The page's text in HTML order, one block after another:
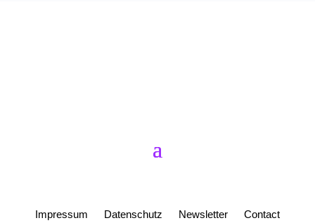
Impressum Datenschutz Newsletter
Contact